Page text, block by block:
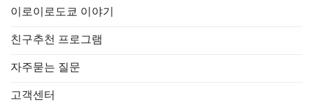
이로이로도쿄 이야기
친구추천 프로그램
자주묻는 질문
고객센터